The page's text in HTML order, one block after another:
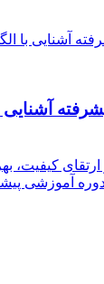
آشنایی
کیفیت،
آموزشی